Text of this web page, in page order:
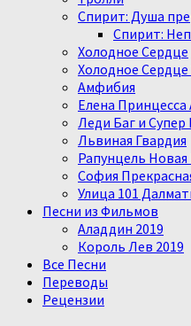
Спирит: Душа
Спирит:
Холодное Сердце
Холодное Сердце
Амфибия
Елена Принцесса
Леди Баг и Супер
Львиная Гвардия
Рапунцель
София
Улица 101
Песни из Фильмов
Аладдин 2019
Король Лев 2019
Все Песни
Переводы
Рецензии